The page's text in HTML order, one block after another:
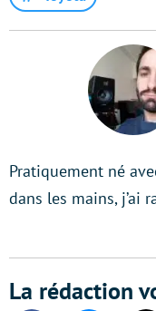
Pratiquement né
dans les mains, j’ai
La rédaction